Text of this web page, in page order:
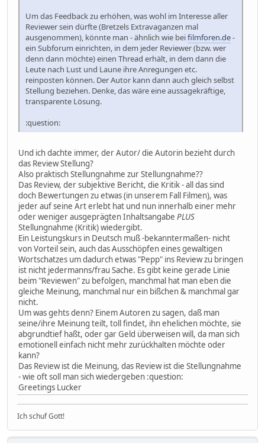
Um das Feedback zu erhöhen, was wohl im Interesse aller
Reviewer sein dürfte (Bretzels Extravaganzen mal
ausgenommen), könnte man - ähnlich wie beifilmforen.de-
ein Subforum einrichten, in dem jeder Reviewer (bzw. wer
denn dann möchte) einen Thread erhält, in dem dann die
Leute nach Lust und Laune ihre Anregungen etc.
reinposten können. Der Autor kann dann auch gleich selbst
Stellung beziehen. Denke, das wäre eine aussagekräftige,
transparente Lösung.
:question:
Und ich dachte immer, der Autor/ die Autorin bezieht durch
das Review Stellung?
Also praktisch Stellungnahme zur Stellungnahme??
Das Review, der subjektive Bericht, die Kritik - all das sind
doch Bewertungen zu etwas (in unserem Fall Filmen), was
jeder auf seine Art erlebt hat und nun innerhalb einer mehr
oder weniger ausgeprägten Inhaltsangabe PLUS
Stellungnahme (Kritik) wiedergibt.
Ein Leistungskurs in Deutsch muß -bekanntermaßen- nicht
von Vorteil sein, auch das Ausschöpfen eines gewaltigen
Wortschatzes um dadurch etwas "Pepp" ins Review zu bringen
ist nicht jedermanns/frau Sache. Es gibt keine gerade Linie
beim "Reviewen" zu befolgen, manchmal hat man eben die
gleiche Meinung, manchmal nur ein bißchen & manchmal gar
nicht.
Um was gehts denn? Einem Autoren zu sagen, daß man
seine/ihre Meinung teilt, toll findet, ihn ehelichen möchte, sie
abgrundtief haßt, oder gar Geld überweisen will, da man sich
emotionell einfach nicht mehr zurückhalten möchte oder
kann?
Das Review ist die Meinung, das Review ist die Stellungnahme
- wie oft soll man sich wiedergeben :question:
Greetings Lucker
Ich schuf Gott!